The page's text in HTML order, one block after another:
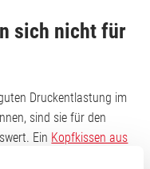
sich nicht für
Druckentlastung im
sind sie für den
Ein Kopfkissen aus